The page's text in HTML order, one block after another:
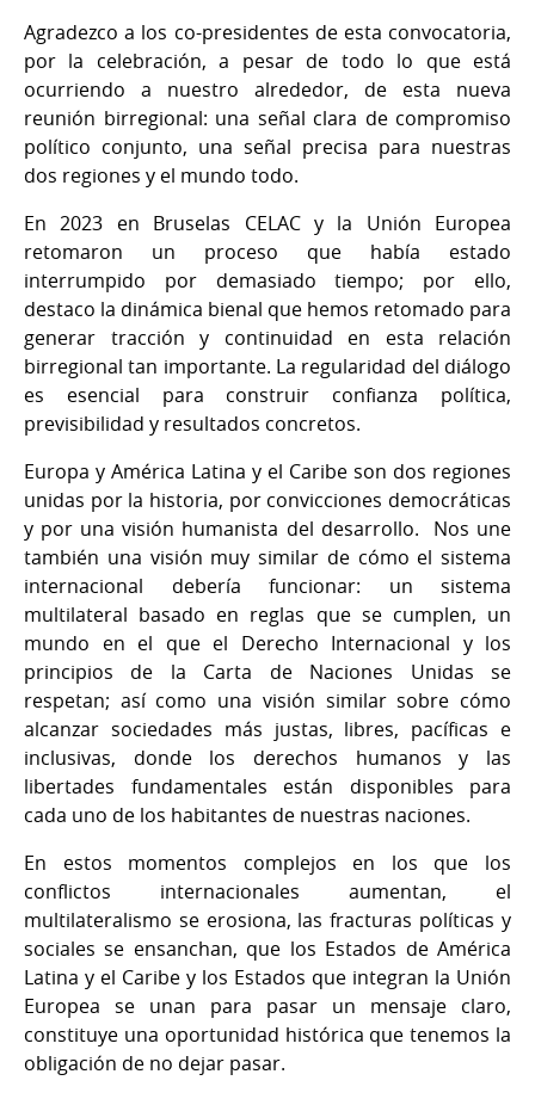
Agradezco a los co-presidentes de esta convocatoria,
por la celebración, a pesar de todo lo que está
ocurriendo a nuestro alrededor, de esta nueva
reunión birregional: una señal clara de compromiso
político conjunto, una señal precisa para nuestras
dos regiones y el mundo todo.
En 2023 en Bruselas CELAC y la Unión Europea
retomaron un proceso que había estado
interrumpido por demasiado tiempo; por ello,
destaco la dinámica bienal que hemos retomado para
generar tracción y continuidad en esta relación
birregional tan importante. La regularidad del diálogo
es esencial para construir confianza política,
previsibilidad y resultados concretos.
Europa y América Latina y el Caribe son dos regiones
unidas por la historia, por convicciones democráticas
y por una visión humanista del desarrollo. Nos une
también una visión muy similar de cómo el sistema
internacional debería funcionar: un sistema
multilateral basado en reglas que se cumplen, un
mundo en el que el Derecho Internacional y los
principios de la Carta de Naciones Unidas se
respetan; así como una visión similar sobre cómo
alcanzar sociedades más justas, libres, pacíficas e
inclusivas, donde los derechos humanos y las
libertades fundamentales están disponibles para
cada uno de los habitantes de nuestras naciones.
En estos momentos complejos en los que los
conflictos internacionales aumentan, el
multilateralismo se erosiona, las fracturas políticas y
sociales se ensanchan, que los Estados de América
Latina y el Caribe y los Estados que integran la Unión
Europea se unan para pasar un mensaje claro,
constituye una oportunidad histórica que tenemos la
obligación de no dejar pasar.